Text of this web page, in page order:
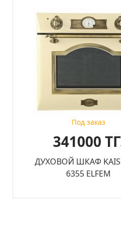
Под заказ
341000
ДУХОВОЙ ШКАФ
6355 ELFEM